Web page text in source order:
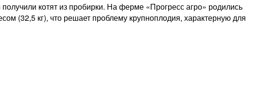
котят из пробирки. На ферме «Прогресс агро» родились
(32,5 кг), что решает проблему крупноплодия, характерную для